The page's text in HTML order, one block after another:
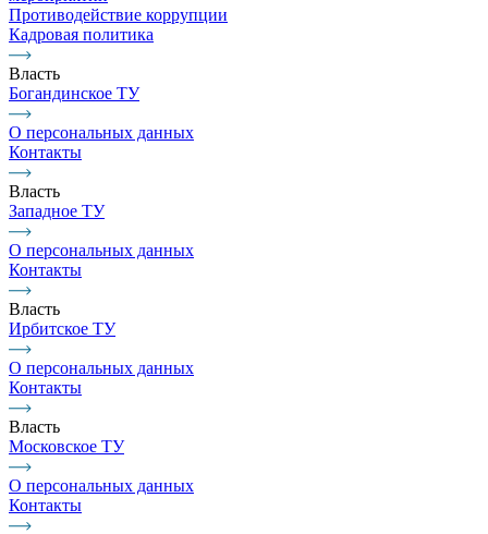
Противодействие коррупции
Кадровая политика
Власть
Богандинское ТУ
О персональных данных
Контакты
Власть
Западное ТУ
О персональных данных
Контакты
Власть
Ирбитское ТУ
О персональных данных
Контакты
Власть
Московское ТУ
О персональных данных
Контакты